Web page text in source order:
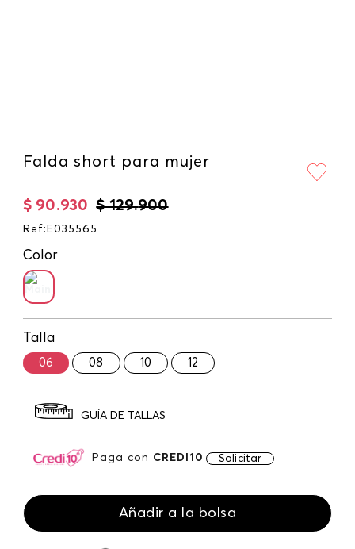
Falda short para mujer
$ 129.900
$ 90.930
Ref : E035565
Color
Talla
06 08 10 12
GUÍA DE TALLAS
Paga con CREDI10 Solicitar
Añadir a la bolsa